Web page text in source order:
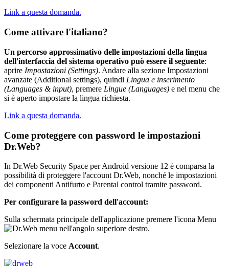
Link a questa domanda.
Come attivare l'italiano?
Un percorso approssimativo delle impostazioni della lingua
dell'interfaccia del sistema operativo può essere il seguente:
aprire Impostazioni (Settings). Andare alla sezione Impostazioni
avanzate (Additional settings), quindi Lingua e inserimento
(Languages & input), premere Lingue (Languages) e nel menu che
si è aperto impostare la lingua richiesta.
Link a questa domanda.
Come proteggere con password le impostazioni
Dr.Web?
In Dr.Web Security Space per Android versione 12 è comparsa la
possibilità di proteggere l'account Dr.Web, nonché le impostazioni
dei componenti Antifurto e Parental control tramite password.
Per configurare la password dell'account:
Sulla schermata principale dell'applicazione premere l'icona Menu
nell'angolo superiore destro.
Selezionare la voce Account.